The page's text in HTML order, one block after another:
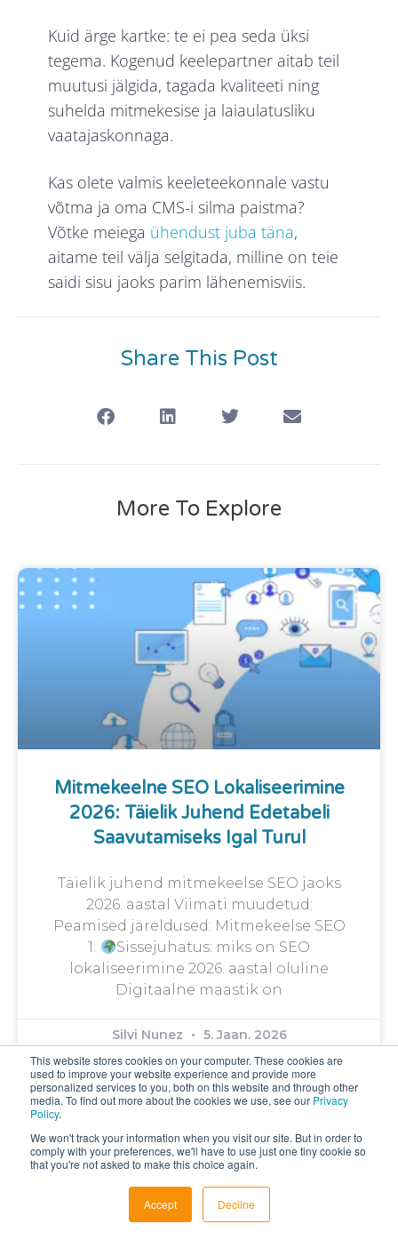
This website stores cookies on your computer. These cookies are
used to improve your website experience and provide more
personalized services to you, both on this website and through other
media. To find out more about the cookies we use, see our Privacy
Policy.
We won't track your information when you visit our site. But in order to
comply with your preferences, we'll have to use just one tiny cookie so
that you're not asked to make this choice again.
Accept Decline
Kuid ärge kartke: te ei pea seda üksi
tegema. Kogenud keelepartner aitab teil
muutusi jälgida, tagada kvaliteeti ning
suhelda mitmekesise ja laiaulatusliku
vaatajaskonnaga.
Kas olete valmis keeleteekonnale vastu
võtma ja oma CMS-i silma paistma?
Võtke meiega ühendust juba täna,
aitame teil välja selgitada, milline on teie
saidi sisu jaoks parim lähenemisviis.
Share This Post
More To Explore
Mitmekeelne SEO Lokaliseerimine
2026: Täielik Juhend Edetabeli
Saavutamiseks Igal Turul
Täielik juhend mitmekeelse SEO jaoks
2026. aastal Viimati muudetud:
Peamised järeldused: Mitmekeelse SEO
1.
Sissejuhatus: miks on SEO
lokaliseerimine 2026. aastal oluline
Digitaalne maastik on
Silvi Nunez 5. Jaan. 2026